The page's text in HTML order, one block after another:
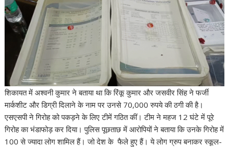
शिकायत में अश्वनी कुमार ने बताया था कि रिंकू कुमार और जसवीर सिंह ने फर्जी
मार्कशीट और डिग्री दिलाने के नाम पर उनसे 70,000 रुपये की ठगी की है।
एसएसपी ने गिरोह को पकड़ने के लिए टीमें गठित कीं। टीम ने महज 12 घंटे में पूरे
गिरोह का भंडाफोड़ कर दिया। पुलिस पूछताछ में आरोपियों ने बताया कि उनके गिरोह में
100 से ज्यादा लोग शामिल हैं। जो देश के फैले हुए हैं। ये लोग ग्रुप बनाकर स्कूल-